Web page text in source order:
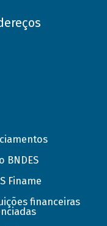
BNDES
Finame
financeiras